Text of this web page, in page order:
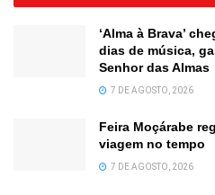
‘Alma à Brava’
dias de música,
Senhor das Almas
7 DE AGOSTO, 2026
Feira Moçárabe
viagem no tempo
7 DE AGOSTO, 2026